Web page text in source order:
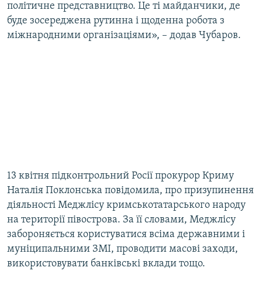
політичне представництво. Це ті майданчики, де
буде зосереджена рутинна і щоденна робота з
міжнародними організаціями», – додав Чубаров.
13 квітня підконтрольний Росії прокурор Криму
Наталія Поклонська повідомила, про призупинення
діяльності Меджлісу кримськотатарського народу
на території півострова. За її словами, Меджлісу
забороняється користуватися всіма державними і
муніципальними ЗМІ, проводити масові заходи,
використовувати банківські вклади тощо.